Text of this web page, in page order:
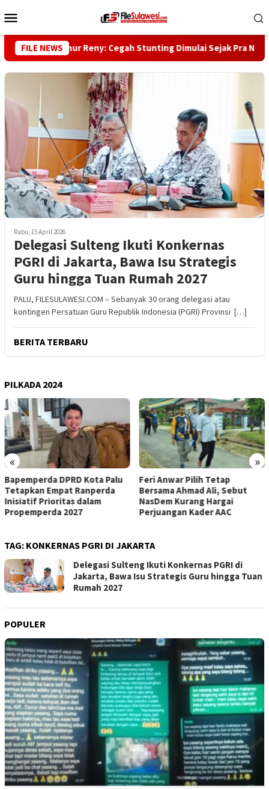
ke
Mobile
FILE NEWS
Gubernur Reny: Cegah Stunting Dimulai Sejak Pra Nikah
Rabu, 15 April 2026
Delegasi Sulteng Ikuti Konkernas
PGRI di Jakarta, Bawa Isu Strategis
Guru hingga Tuan Rumah 2027
PALU, FILESULAWESI.COM – Sebanyak 30 orang delegasi atau
kontingen Persatuan Guru Republik Indonesia (PGRI) Provinsi […]
BERITA TERBARU
PILKADA 2024
« »
Feri Anwar Pilih Tetap
Bersama Ahmad Ali, Sebut
NasDem Kurang Hargai
Perjuangan Kader AAC
Pengurus Inti DPW Partai
Nasdem Sulteng Resmi
Mengundurkan Diri dari
Kepengurusan
TAG: KONKERNAS PGRI DI JAKARTA
Delegasi Sulteng Ikuti Konkernas PGRI di
Jakarta, Bawa Isu Strategis Guru hingga Tuan
Rumah 2027
POPULER